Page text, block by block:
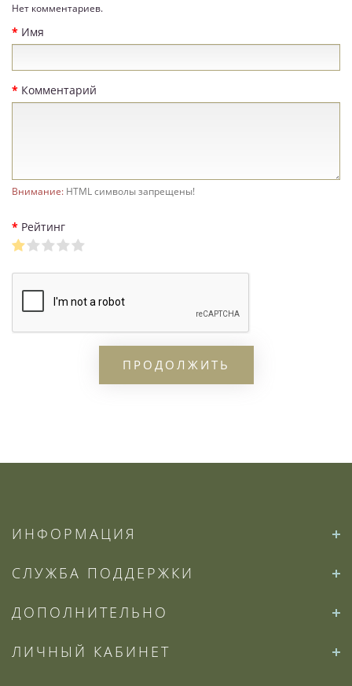
Нет комментариев.
Имя
Комментарий
Внимание: HTML символы запрещены!
Рейтинг
ПРОДОЛЖИТЬ
ИНФОРМАЦИЯ
СЛУЖБА ПОДДЕРЖКИ
ДОПОЛНИТЕЛЬНО
ЛИЧНЫЙ КАБИНЕТ